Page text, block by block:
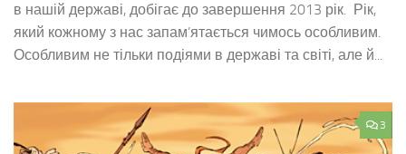
в нашій державі, добігає до завершення 2013 рік. Рік,
який кожному з нас запам’ятається чимось особливим.
Особливим не тільки подіями в державі та світі, але й...
3